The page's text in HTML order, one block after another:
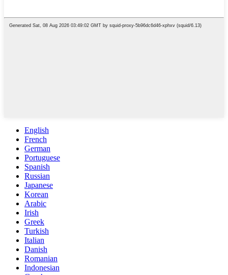
English
French
German
Portuguese
Spanish
Russian
Japanese
Korean
Arabic
Irish
Greek
Turkish
Italian
Danish
Romanian
Indonesian